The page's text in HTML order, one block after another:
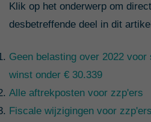
Klik op het onderwerp om
desbetreffende deel in dit
Geen belasting over 2022
winst onder € 30.339
Alle aftrekposten voor zzp'ers
Fiscale wijzigingen voor